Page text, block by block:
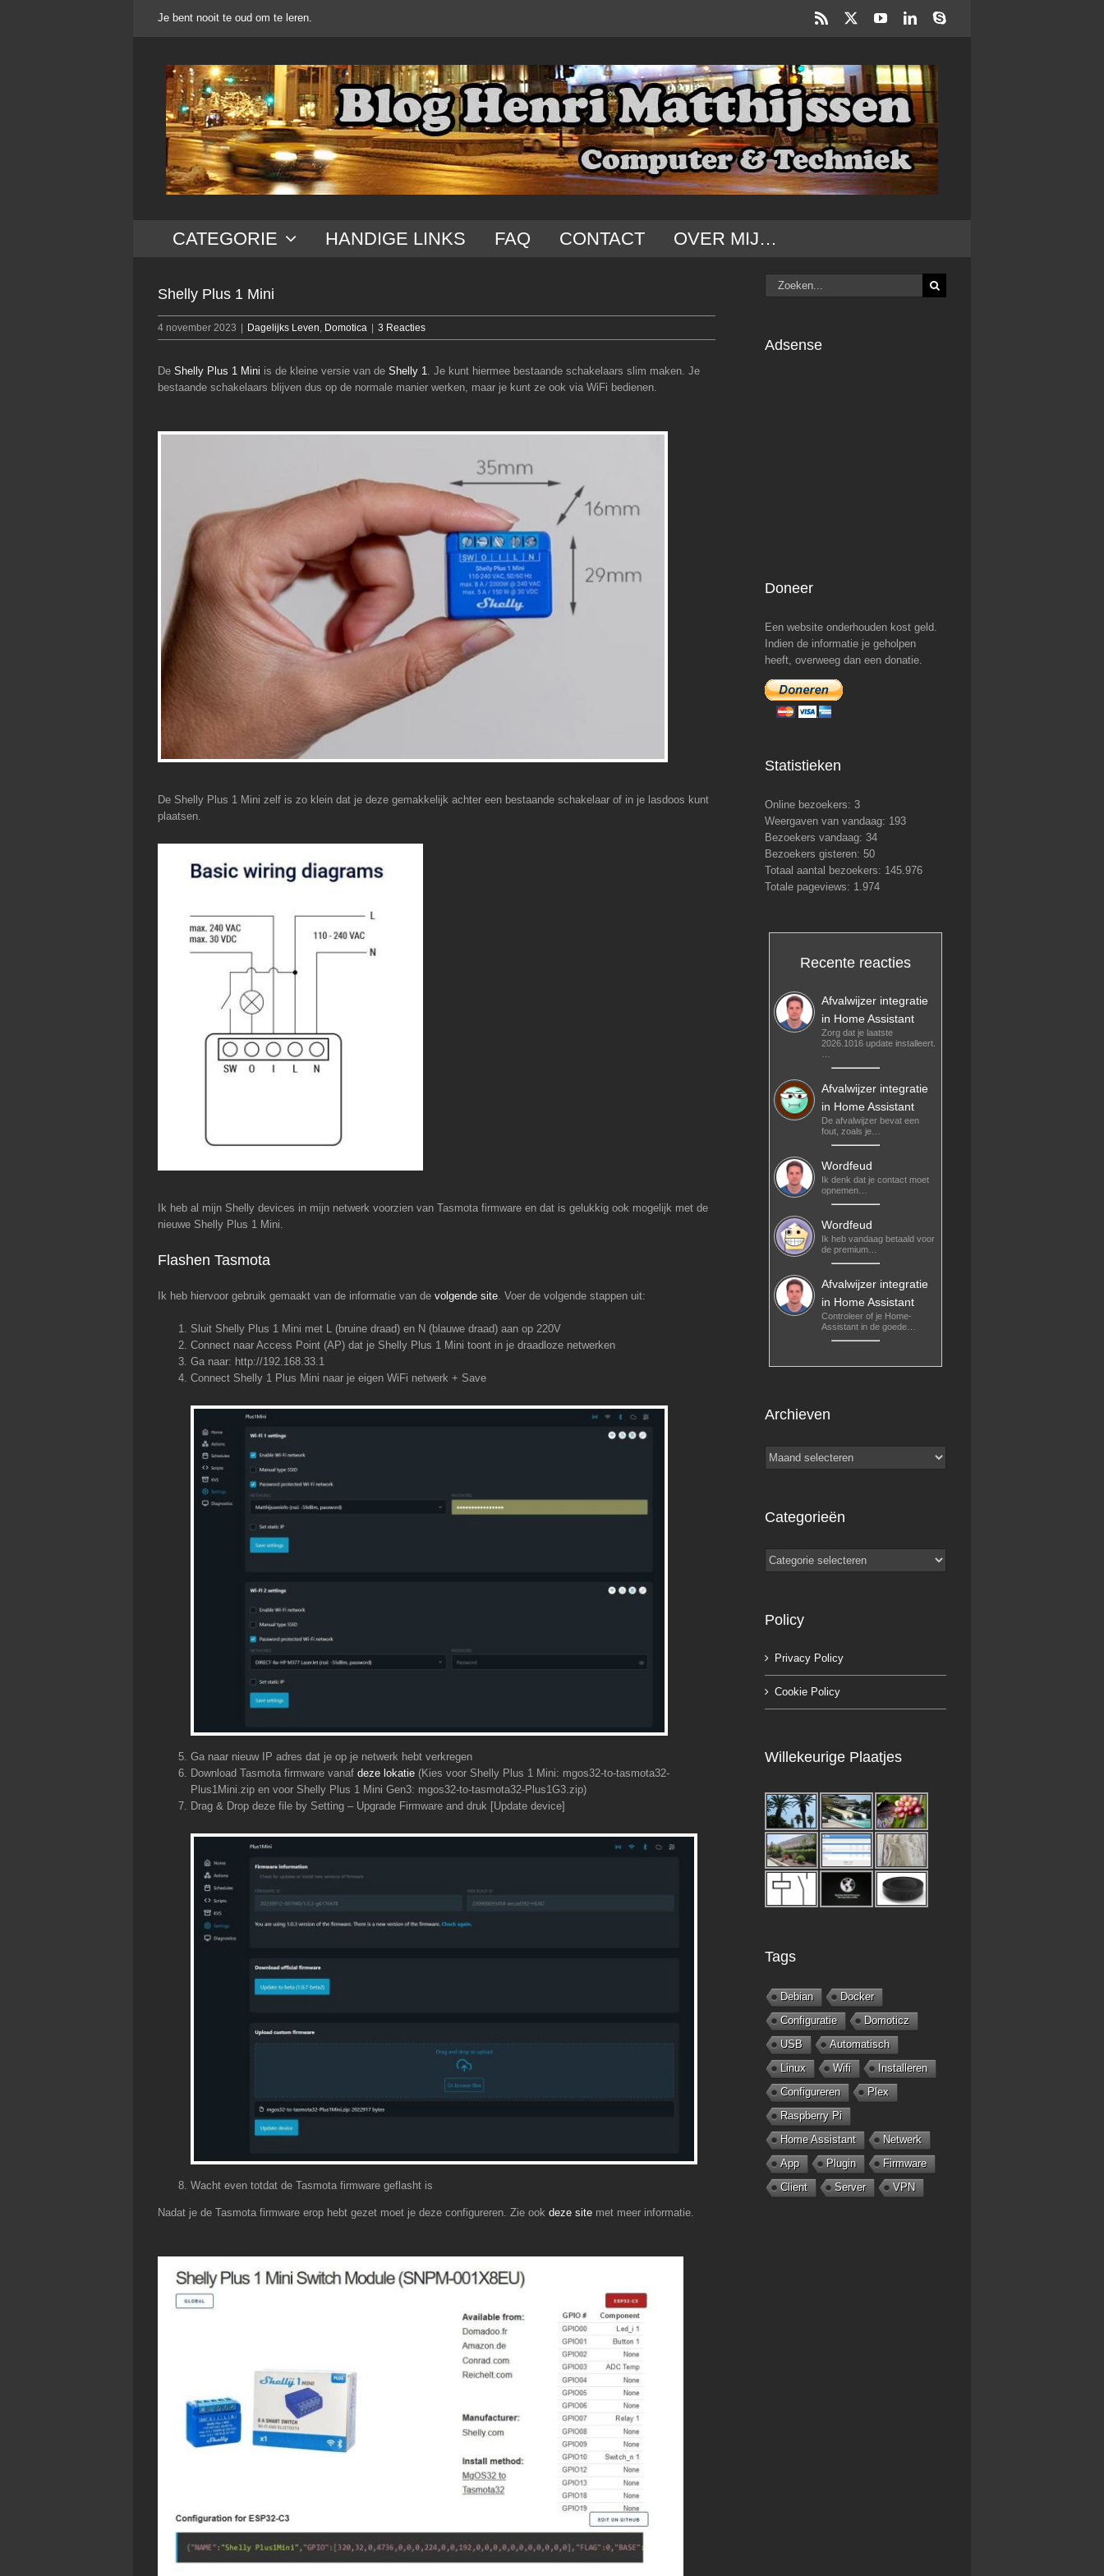
Je bent nooit te oud om te leren. Rss YouTubeLinkedInSkype
CATEGORIE HANDIGE LINKS FAQ CONTACT OVER MIJ…
Shelly Plus 1 Mini
4 november 2023 Dagelijks Leven, Domotica 3 Reacties
De Shelly Plus 1 Mini is de kleine versie van de Shelly 1. Je kunt hiermee bestaande schakelaars slim maken. Je
bestaande schakelaars blijven dus op de normale manier werken, maar je kunt ze ook via WiFi bedienen.
De Shelly Plus 1 Mini zelf is zo klein dat je deze gemakkelijk achter een bestaande schakelaar of in je lasdoos kunt
plaatsen.
Ik heb al mijn Shelly devices in mijn netwerk voorzien van Tasmota firmware en dat is gelukkig ook mogelijk met de
nieuwe Shelly Plus 1 Mini.
Flashen Tasmota
Ik heb hiervoor gebruik gemaakt van de informatie van de volgende site . Voer de volgende stappen uit:
Sluit Shelly Plus 1 Mini met L (bruine draad) en N (blauwe draad) aan op 220V
Connect naar Access Point (AP) dat je Shelly Plus 1 Mini toont in je draadloze netwerken
Ga naar: http://192.168.33.1
Connect Shelly 1 Plus Mini naar je eigen WiFi netwerk + Save
Ga naar nieuw IP adres dat je op je netwerk hebt verkregen
Download Tasmota firmware vanaf deze lokatie (Kies voor Shelly Plus 1 Mini: mgos32-to-tasmota32-
Plus1Mini.zip en voor Shelly Plus 1 Mini Gen3: mgos32-to-tasmota32-Plus1G3.zip)
Drag & Drop deze file by Setting – Upgrade Firmware and druk [Update device]
Wacht even totdat de Tasmota firmware geflasht is
Nadat je de Tasmota firmware erop hebt gezet moet je deze configureren. Zie ook deze site met meer informatie.
Zoeken
naar:
Adsense
Doneer
Een website onderhouden kost geld.
Indien de informatie je geholpen
heeft, overweeg dan een donatie.
Statistieken
Online bezoekers:3
Weergaven van vandaag: 193
Bezoekers vandaag:34
Bezoekers gisteren:50
Totaal aantal bezoekers: 145.976
Totale pageviews: 1.974
Recente reacties
Afvalwijzer integratie
in Home Assistant
Zorg dat je laatste
2026.1016 update installeert.
Afvalwijzer integratie
in Home Assistant
De afvalwijzer bevat een
fout, zoals je…
Wordfeud
Ik denk dat je contact moet
opnemen…
Wordfeud
Ik heb vandaag betaald voor
de premium…
Afvalwijzer integratie
in Home Assistant
Controleer of je Home-
Assistant in de goede…
Archieven
Archieven
Categorieën
Categorieën
Policy
Privacy Policy
Cookie Policy
Willekeurige Plaatjes
Tags
Debian
Docker
Configuratie
Domoticz
USB
Automatisch
Linux
Wifi
Installeren
Configureren
Plex
Raspberry Pi
Home Assistant
Netwerk
App
Plugin
Firmware
Client
Server VPN